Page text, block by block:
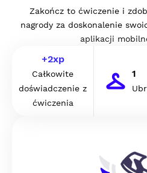
Zakończ to ćwiczenie i
nagrody za doskonalenie
aplikacji
+2xp
Całkowite
doświadczenie z
ćwiczenia
1